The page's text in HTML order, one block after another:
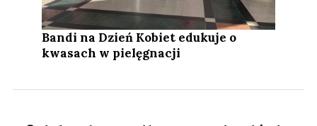
Bandi na Dzień Kobiet edukuje o
kwasach w pielęgnacji